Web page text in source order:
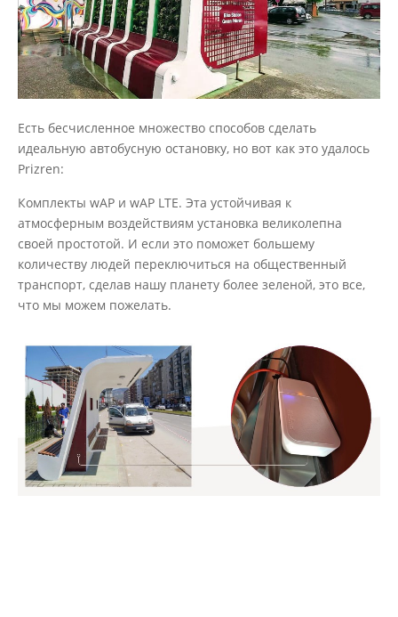
Есть бесчисленное множество способов сделать
идеальную автобусную остановку, но вот как это удалось
Prizren:
Комплекты wAP и wAP LTE. Эта устойчивая к
атмосферным воздействиям установка великолепна
своей простотой. И если это поможет большему
количеству людей переключиться на общественный
транспорт, сделав нашу планету более зеленой, это все,
что мы можем пожелать.